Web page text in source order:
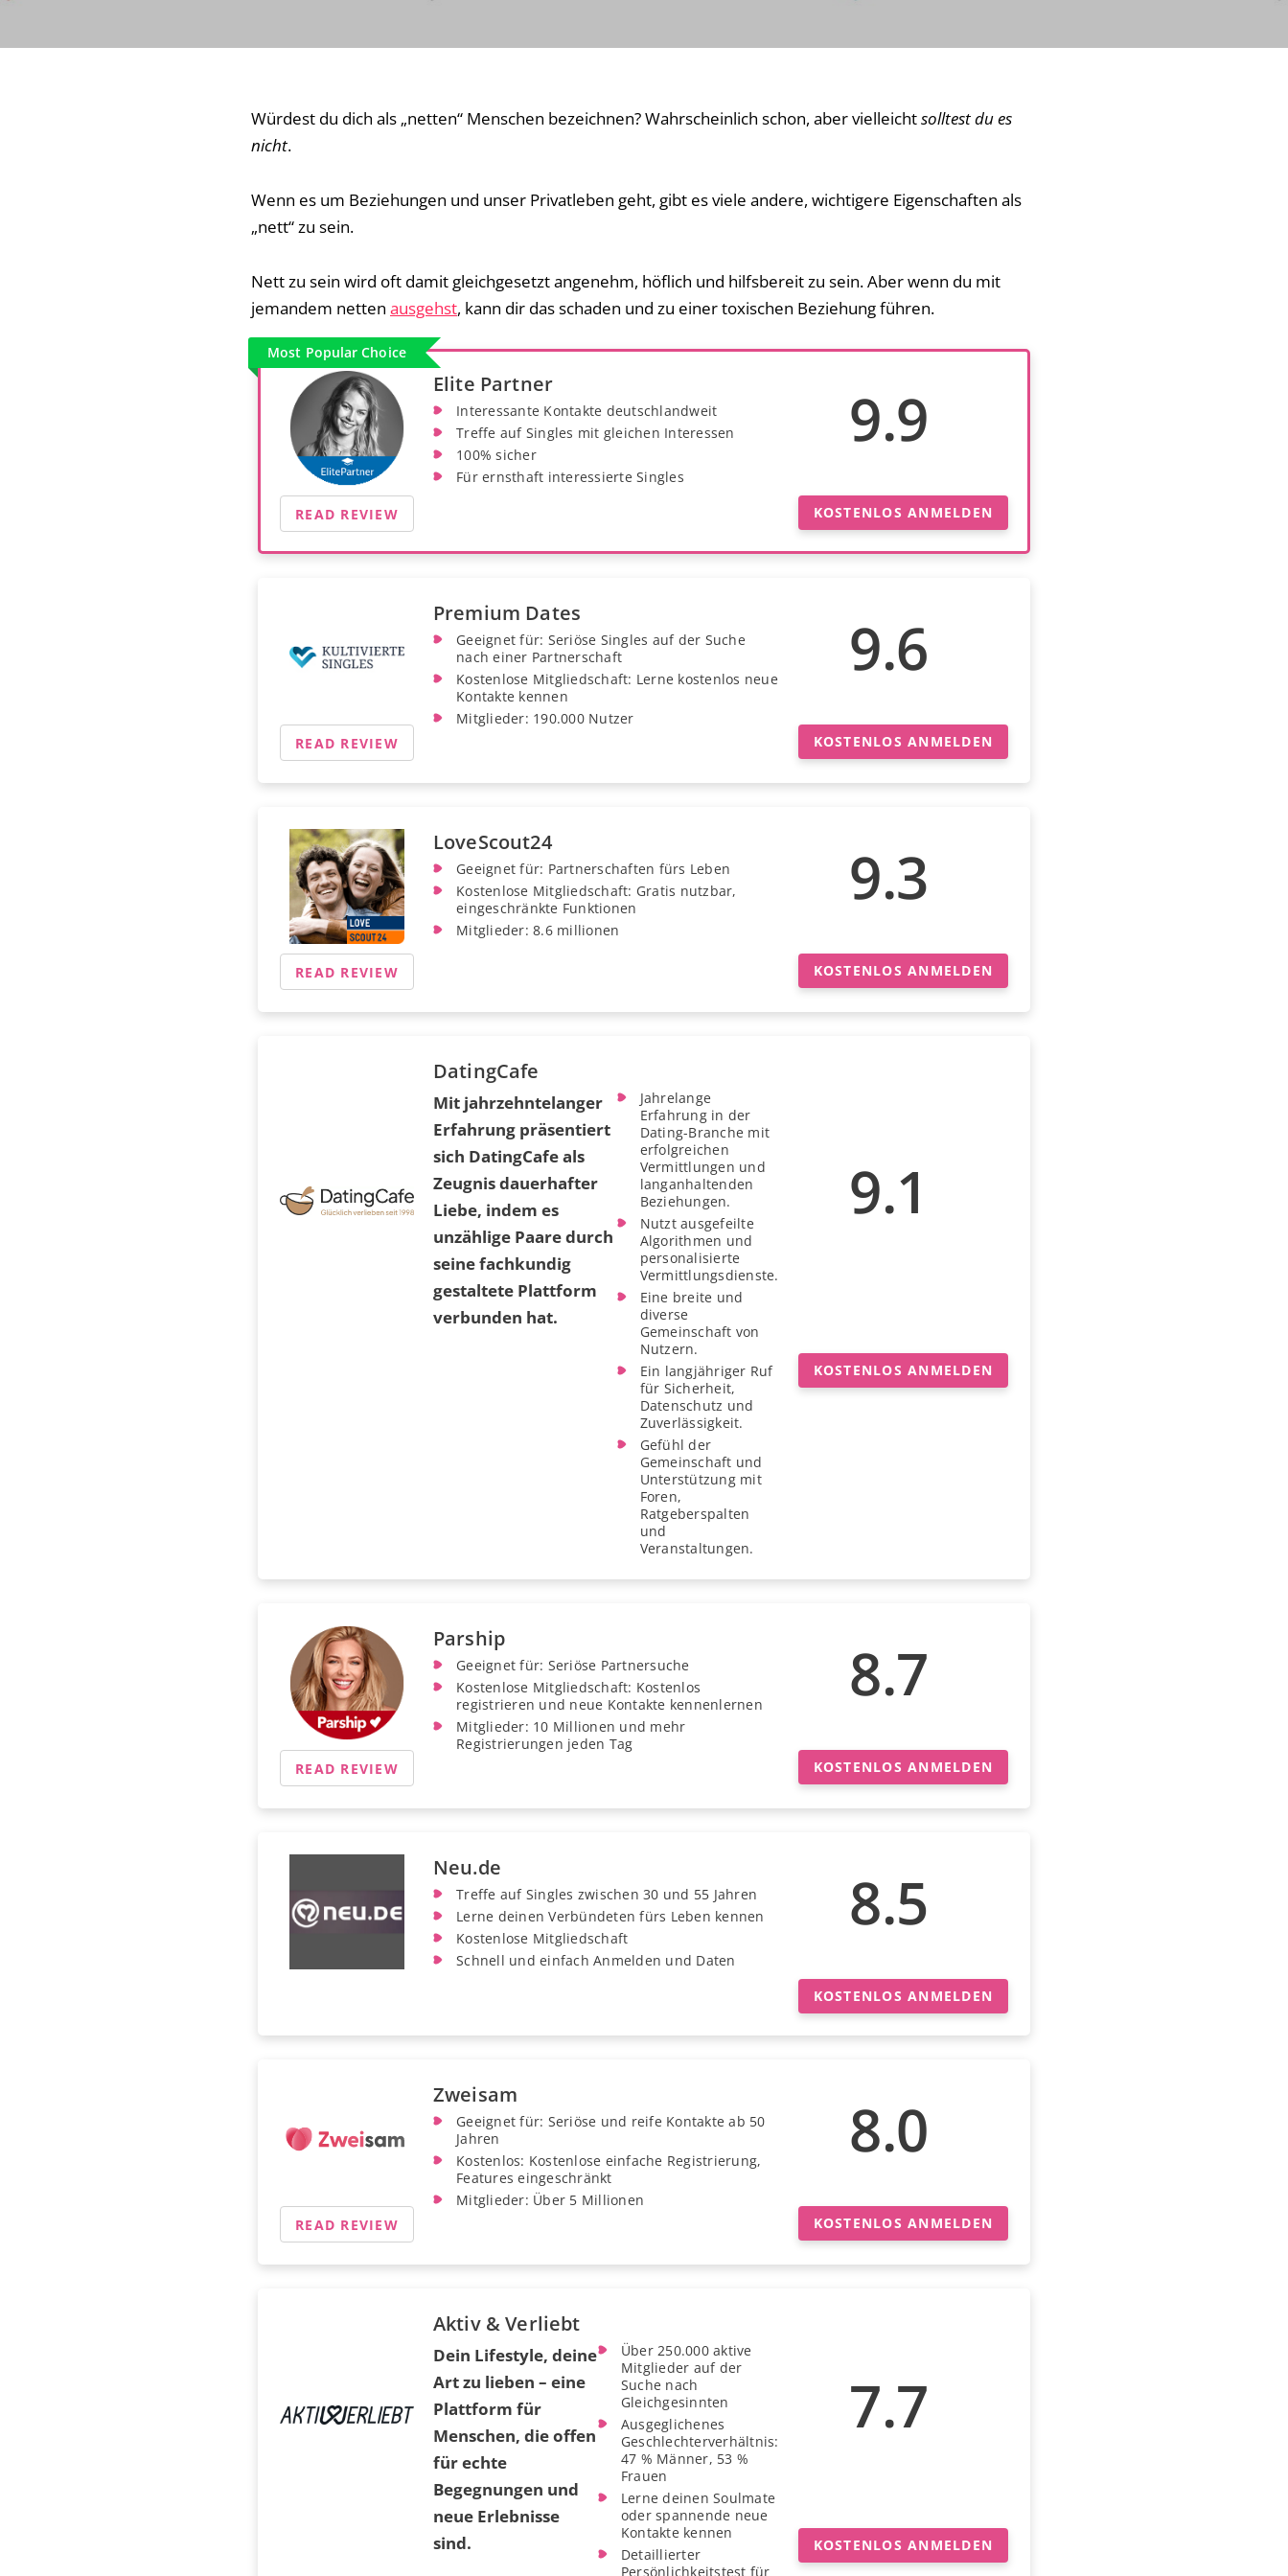
Würdest du dich als „netten“ Menschen bezeichnen? Wahrscheinlich schon, aber vielleichtsolltest du es
nicht.
Wenn es um Beziehungen und unser Privatleben geht, gibt es viele andere, wichtigere Eigenschaften als
„nett“ zu sein.
Nett zu sein wird oft damit gleichgesetzt angenehm, höflich und hilfsbereit zu sein. Aber wenn du mit
jemandem netten ausgehst, kann dir das schaden und zu einer toxischen Beziehung führen.
Most Popular Choice
9.9
Elite Partner
Interessante Kontakte deutschlandweit
Treffe auf Singles mit gleichen Interessen
100% sicher
Für ernsthaft interessierte Singles
READ REVIEW KOSTENLOS ANMELDEN
9.6
Premium Dates
Geeignet für: Seriöse Singles auf der Suche
nach einer Partnerschaft
Kostenlose Mitgliedschaft: Lerne kostenlos neue
Kontakte kennen
Mitglieder: 190.000 Nutzer
READ REVIEW
KOSTENLOS ANMELDEN
9.3
LoveScout24
Geeignet für: Partnerschaften fürs Leben
Kostenlose Mitgliedschaft: Gratis nutzbar,
eingeschränkte Funktionen
Mitglieder: 8.6 millionen
READ REVIEW KOSTENLOS ANMELDEN
9.1
DatingCafe
Mit jahrzehntelanger
Erfahrung präsentiert
sich DatingCafe als
Zeugnis dauerhafter
Liebe, indem es
unzählige Paare durch
seine fachkundig
gestaltete Plattform
verbunden hat.
Jahrelange
Erfahrung in der
Dating-Branche mit
erfolgreichen
Vermittlungen und
langanhaltenden
Beziehungen.
Nutzt ausgefeilte
Algorithmen und
personalisierte
Vermittlungsdienste.
Eine breite und
diverse
Gemeinschaft von
Nutzern.
Ein langjähriger Ruf
für Sicherheit,
Datenschutz und
Zuverlässigkeit.
Gefühl der
Gemeinschaft und
Unterstützung mit
Foren,
Ratgeberspalten
und
Veranstaltungen.
KOSTENLOS ANMELDEN
8.7
Parship
Geeignet für: Seriöse Partnersuche
Kostenlose Mitgliedschaft: Kostenlos
registrieren und neue Kontakte kennenlernen
Mitglieder: 10 Millionen und mehr
Registrierungen jeden Tag
READ REVIEW
KOSTENLOS ANMELDEN
8.5
Neu.de
Treffe auf Singles zwischen 30 und 55 Jahren
Lerne deinen Verbündeten fürs Leben kennen
Kostenlose Mitgliedschaft
Schnell und einfach Anmelden und Daten
KOSTENLOS ANMELDEN
8.0
Zweisam
Geeignet für: Seriöse und reife Kontakte ab 50
Jahren
Kostenlos: Kostenlose einfache Registrierung,
Features eingeschränkt
Mitglieder: Über 5 Millionen
READ REVIEW
KOSTENLOS ANMELDEN
7.7
Aktiv & Verliebt
Dein Lifestyle, deine
Art zu lieben – eine
Plattform für
Menschen, die offen
für echte
Begegnungen und
neue Erlebnisse
sind.
Über 250.000 aktive
Mitglieder auf der
Suche nach
Gleichgesinnten
Ausgeglichenes
Geschlechterverhältnis:
47 % Männer, 53 %
Frauen
Lerne deinen Soulmate
oder spannende neue
Kontakte kennen
Detaillierter
Persönlichkeitstest für
KOSTENLOS ANMELDEN